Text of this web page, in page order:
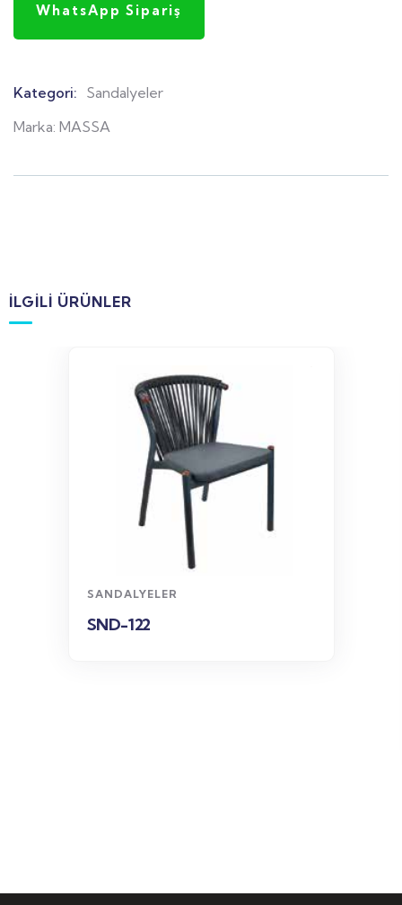
WhatsApp Sipariş
Kategori: Sandalyeler
Marka: MASSA
İLGILI ÜRÜNLER
WhatsApp
Sipariş
SANDALYELER
SND-122